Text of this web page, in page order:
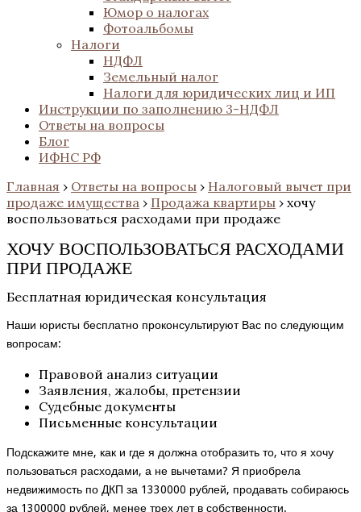
Юмор о налогах
Фотоальбомы
Налоги
НДФЛ
Земельный налог
Налоги для юридических лиц и ИП
Инструкции по заполнению 3-НДФЛ
Ответы на вопросы
Блог
ИФНС РФ
Главная › Ответы на вопросы › Налоговый вычет при
продаже имущества › Продажа квартиры › хочу
воспользоваться расходами при продаже
ХОЧУ ВОСПОЛЬЗОВАТЬСЯ РАСХОДАМИ
ПРИ ПРОДАЖЕ
Бесплатная юридическая консультация
Наши юристы бесплатно проконсультируют Вас по следующим
вопросам:
Правовой анализ ситуации
Заявления, жалобы, претензии
Судебные документы
Письменные консультации
Подскажите мне, как и где я должна отобразить то, что я хочу
пользоваться расходами, а не вычетами? Я приобрела
недвижимость по ДКП за 1330000 рублей, продавать собираюсь
за 1300000 рублей, менее трех лет в собственности.